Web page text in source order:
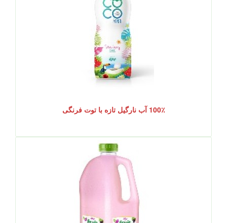
100٪ آب نارگیل تازه با توت فرنگی